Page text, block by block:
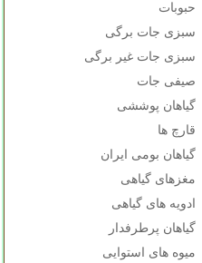
حبوبات
سبزی جات برگی
سبزی جات غیر برگی
صیفی جات
گیاهان پوششی
قارچ ها
گیاهان بومی ایران
مغزهای گیاهی
ادویه های گیاهی
گیاهان پرطرفدار
میوه های استوایی